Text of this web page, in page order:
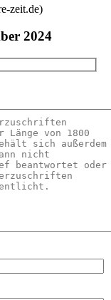
zeit.de)
2024